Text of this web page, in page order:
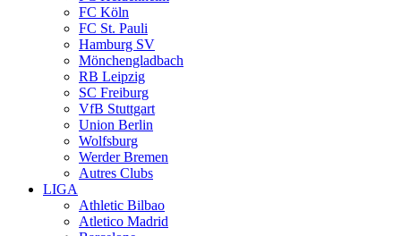
FC Köln
FC St. Pauli
Hamburg SV
Mönchengladbach
RB Leipzig
SC Freiburg
VfB Stuttgart
Union Berlin
Wolfsburg
Werder Bremen
Autres Clubs
LIGA
Athletic Bilbao
Atletico Madrid